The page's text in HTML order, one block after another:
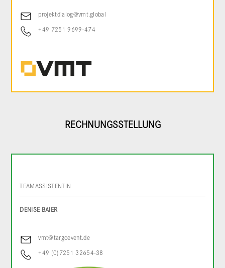
projektdialog@vmt.global
+49 7251 9699-474
RECHNUNGSSTELLUNG
TEAMASSISTENTIN
DENISE BAIER
vmt@targoevent.de
+49 (0)7251 32654-38